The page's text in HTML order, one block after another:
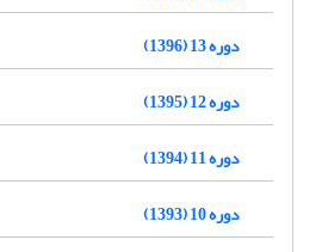
دوره 13 (1396)
دوره 12 (1395)
دوره 11 (1394)
دوره 10 (1393)